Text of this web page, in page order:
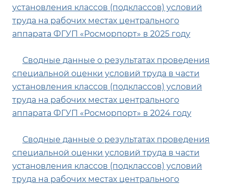
установления классов (подклассов) условий
труда на рабочих местах центрального
аппарата ФГУП «Росморпорт» в 2025 году
Сводные данные о результатах проведения
специальной оценки условий труда в части
установления классов (подклассов) условий
труда на рабочих местах центрального
аппарата ФГУП «Росморпорт» в 2024 году
Сводные данные о результатах проведения
специальной оценки условий труда в части
установления классов (подклассов) условий
труда на рабочих местах центрального